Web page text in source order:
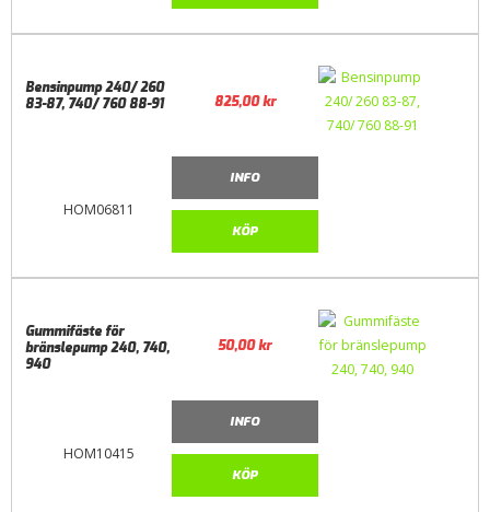
HOM06811
Bensinpump 240/ 260
83-87, 740/ 760 88-91
825,00kr
INFO
KÖP
HOM10415
Gummifäste för
bränslepump 240, 740,
940
50,00kr
INFO
KÖP